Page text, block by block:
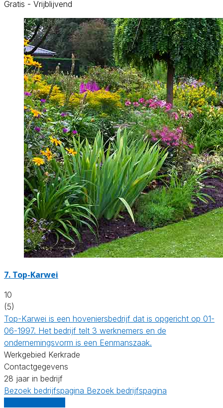
Gratis - Vrijblijvend
7. Top-Karwei
10
(5)
Top-Karwei is een hoveniersbedrijf dat is opgericht op 01-
06-1997. Het bedrijf telt 3 werknemers en de
ondernemingsvorm is een Eenmanszaak.
Werkgebied Kerkrade
Contactgegevens
28 jaar in bedrijf
Bezoek bedrijfspagina Bezoek bedrijfspagina